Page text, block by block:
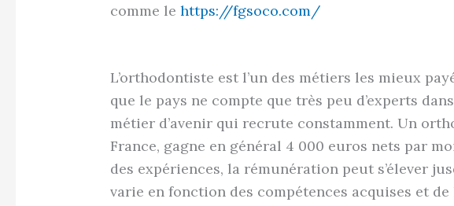
comme lehttps://fgsoco.com/
L’orthodontiste est l’un des métiers les mieux
que le pays ne compte que très peu d’experts
métier d’avenir qui recrute constamment. Un
France, gagne en général 4 000 euros nets par
des expériences, la rémunération peut s’élever
varie en fonction des compétences acquises et